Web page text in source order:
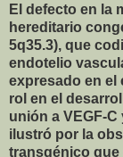
El defecto en la
hereditario
5q35.3), que
endotelio
expresado en el
rol en el
unión a VEGF-
ilustró por la
transgénico que